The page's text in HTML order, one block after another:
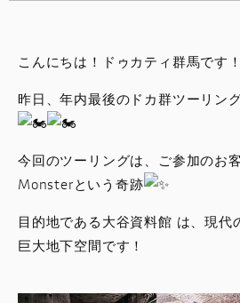
こんにちは！ドゥカティ群馬です！
昨日、年内最後のドカ群ツーリン
今回のツーリングは、ご参加のお
Monsterという奇跡
目的地である大谷資料館 は、現代
巨大地下空間です！